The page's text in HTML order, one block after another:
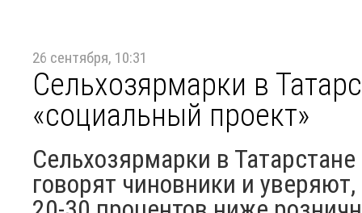
26 сентября, 10:31
Сельхозярмарки в
«социальный проект»
Сельхозярмарки в
говорят чиновники и